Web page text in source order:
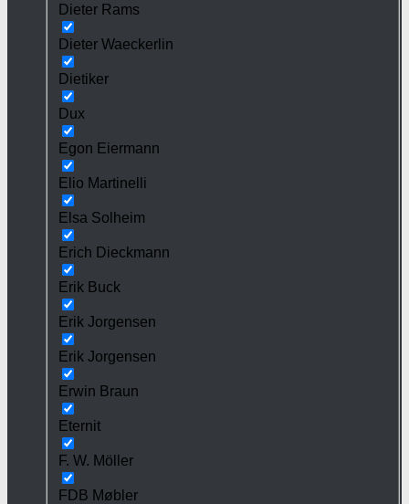
Dieter Rams
Dieter Waeckerlin
Dietiker
Dux
Egon Eiermann
Elio Martinelli
Elsa Solheim
Erich Dieckmann
Erik Buck
Erik Jorgensen
Erik Jorgensen
Erwin Braun
Eternit
F. W. Möller
FDB Møbler